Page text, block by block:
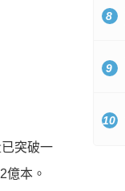
突破一
億本。
8
9
10